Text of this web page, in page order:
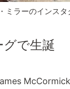
ミラーのインスタ
で生誕